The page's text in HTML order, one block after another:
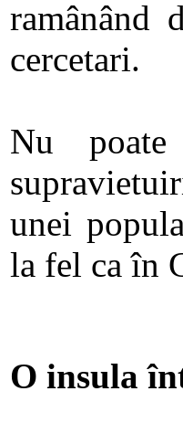
ramânând
cercetari.
Nu
unei
la fel ca în
O insula